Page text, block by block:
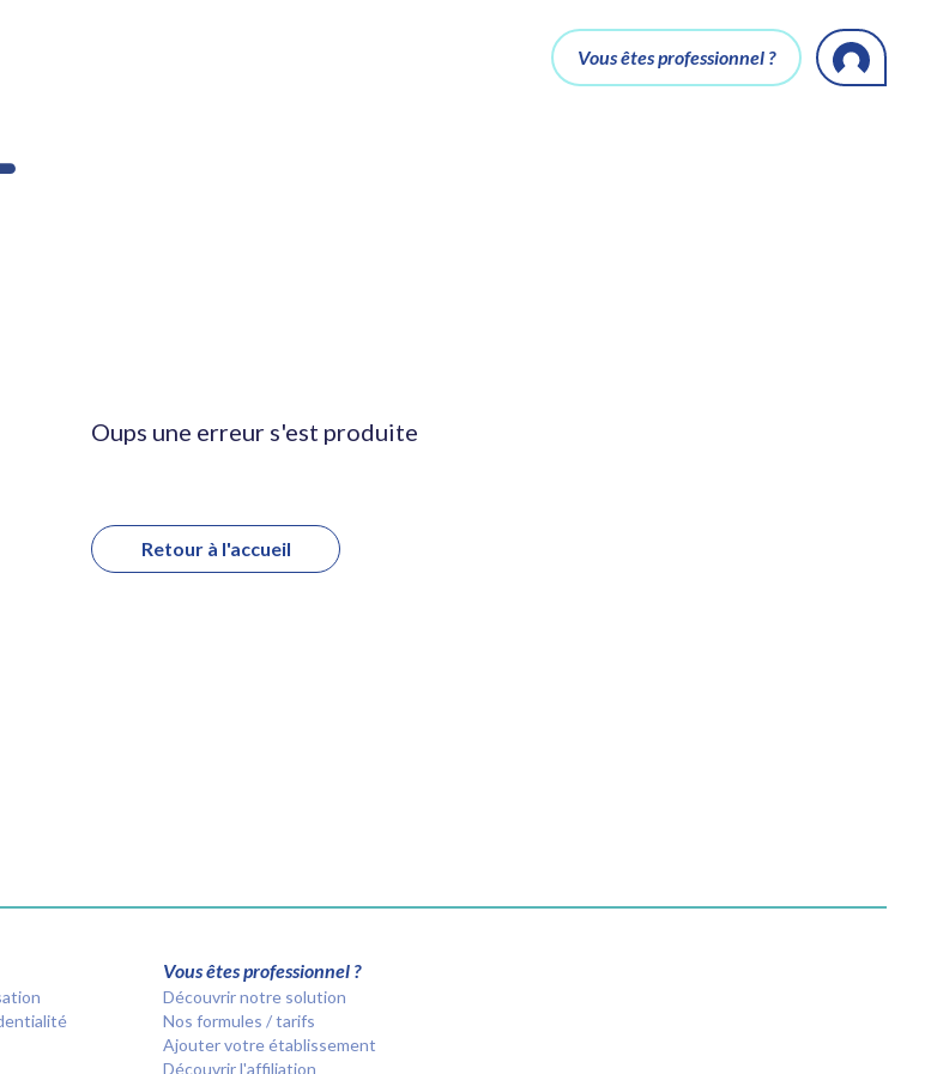
Vous êtes professionnel ?
Oups une erreur s'est produite
Retour à l'accueil
Vous êtes professionnel ?
Découvrir notre solution
Nos formules / tarifs
Ajouter votre établissement
Découvrir l'affiliation